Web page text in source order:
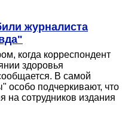
журналиста
когда корреспондент
здоровья
В самой
особо подчеркивают, что
на сотрудников издания